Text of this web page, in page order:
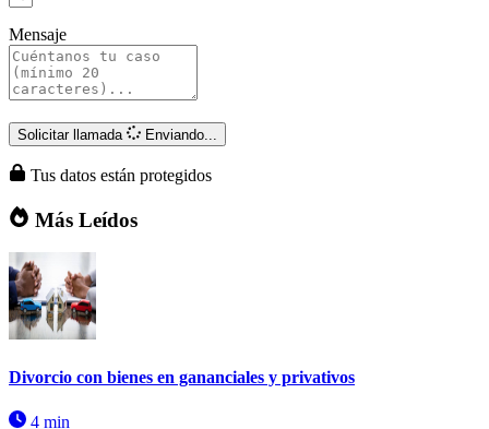
Mensaje
Solicitar llamada Enviando...
Tus datos están protegidos
Más Leídos
Divorcio con bienes en gananciales y privativos
4 min